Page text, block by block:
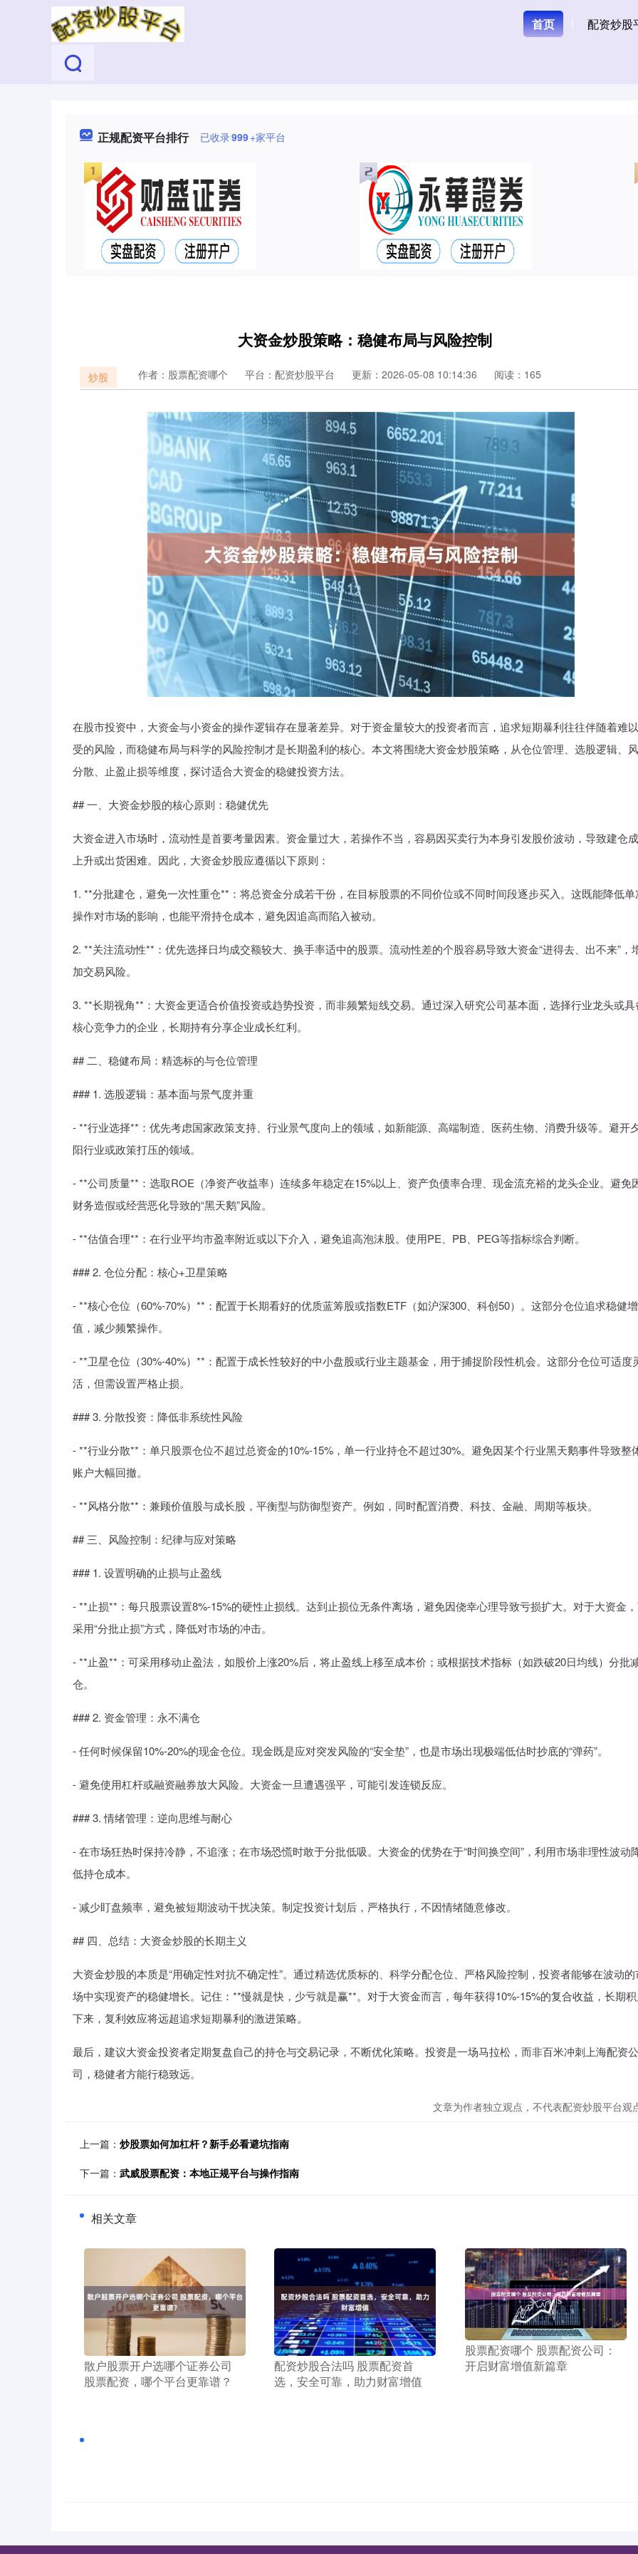
首页 配资炒股
正规配资平台排行 已收录999+家平台
大资金炒股策略：稳健布局与风险控制
炒股 作者：股票配资哪个 平台：配资炒股平台 更新：2026-05-08 10:14:36 阅读：165
在股市投资中，大资金与小资金的操作逻辑存在显著差异。对于资金量较大的投资者而言，追求短期暴利往往伴随着难
受的风险，而稳健布局与科学的风险控制才是长期盈利的核心。本文将围绕大资金炒股策略，从仓位管理、选股逻辑、
分散、止盈止损等维度，探讨适合大资金的稳健投资方法。
## 一、大资金炒股的核心原则：稳健优先
大资金进入市场时，流动性是首要考量因素。资金量过大，若操作不当，容易因买卖行为本身引发股价波动，导致建仓
上升或出货困难。因此，大资金炒股应遵循以下原则：
1. **分批建仓，避免一次性重仓**：将总资金分成若干份，在目标股票的不同价位或不同时间段逐步买入。这既能降低单
操作对市场的影响，也能平滑持仓成本，避免因追高而陷入被动。
2. **关注流动性**：优先选择日均成交额较大、换手率适中的股票。流动性差的个股容易导致大资金“进得去、出不来”，
加交易风险。
3. **长期视角**：大资金更适合价值投资或趋势投资，而非频繁短线交易。通过深入研究公司基本面，选择行业龙头或具
核心竞争力的企业，长期持有分享企业成长红利。
## 二、稳健布局：精选标的与仓位管理
### 1. 选股逻辑：基本面与景气度并重
- **行业选择**：优先考虑国家政策支持、行业景气度向上的领域，如新能源、高端制造、医药生物、消费升级等。避开
阳行业或政策打压的领域。
- **公司质量**：选取ROE（净资产收益率）连续多年稳定在15%以上、资产负债率合理、现金流充裕的龙头企业。避免
财务造假或经营恶化导致的“黑天鹅”风险。
- **估值合理**：在行业平均市盈率附近或以下介入，避免追高泡沫股。使用PE、PB、PEG等指标综合判断。
### 2. 仓位分配：核心+卫星策略
- **核心仓位（60%-70%）**：配置于长期看好的优质蓝筹股或指数ETF（如沪深300、科创50）。这部分仓位追求稳健增
值，减少频繁操作。
- **卫星仓位（30%-40%）**：配置于成长性较好的中小盘股或行业主题基金，用于捕捉阶段性机会。这部分仓位可适度
活，但需设置严格止损。
### 3. 分散投资：降低非系统性风险
- **行业分散**：单只股票仓位不超过总资金的10%-15%，单一行业持仓不超过30%。避免因某个行业黑天鹅事件导致整
账户大幅回撤。
- **风格分散**：兼顾价值股与成长股，平衡型与防御型资产。例如，同时配置消费、科技、金融、周期等板块。
## 三、风险控制：纪律与应对策略
### 1. 设置明确的止损与止盈线
- **止损**：每只股票设置8%-15%的硬性止损线。达到止损位无条件离场，避免因侥幸心理导致亏损扩大。对于大资金
采用“分批止损”方式，降低对市场的冲击。
- **止盈**：可采用移动止盈法，如股价上涨20%后，将止盈线上移至成本价；或根据技术指标（如跌破20日均线）分批
仓。
### 2. 资金管理：永不满仓
- 任何时候保留10%-20%的现金仓位。现金既是应对突发风险的“安全垫”，也是市场出现极端低估时抄底的“弹药”。
- 避免使用杠杆或融资融券放大风险。大资金一旦遭遇强平，可能引发连锁反应。
### 3. 情绪管理：逆向思维与耐心
- 在市场狂热时保持冷静，不追涨；在市场恐慌时敢于分批低吸。大资金的优势在于“时间换空间”，利用市场非理性波动
低持仓成本。
- 减少盯盘频率，避免被短期波动干扰决策。制定投资计划后，严格执行，不因情绪随意修改。
## 四、总结：大资金炒股的长期主义
大资金炒股的本质是“用确定性对抗不确定性”。通过精选优质标的、科学分配仓位、严格风险控制，投资者能够在波动的
场中实现资产的稳健增长。记住：**慢就是快，少亏就是赢**。对于大资金而言，每年获得10%-15%的复合收益，长期
下来，复利效应将远超追求短期暴利的激进策略。
最后，建议大资金投资者定期复盘自己的持仓与交易记录，不断优化策略。投资是一场马拉松，而非百米冲刺上海配资公
司，稳健者方能行稳致远。
文章为作者独立观点，不代表配资炒股平台观
上一篇： 炒股票如何加杠杆？新手必看避坑指南
下一篇： 武威股票配资：本地正规平台与操作指南
相关文章
​散户股票开户选哪个证券公司
股票配资，哪个平台更靠谱？
​配资炒股合法吗 股票配资首
选，安全可靠，助力财富增值
​股票配资哪个 股票配资公司：
开启财富增值新篇章